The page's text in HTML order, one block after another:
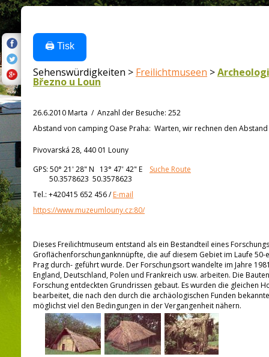
🖨️ Tisk
Sehenswürdigkeiten > Freilichtmuseen >
Březno u Loun
26.6.2010 Marta / Anzahl der Besuche: 252
Abstand von camping Oase Praha: Warten, wir rechnen den
Pivovarská 28, 440 01 Louny
GPS: 50° 21' 28" N 13° 47' 42" E
Suche Route
50.3578623 50.3578623
Tel.: +420415 652 456/E-mail
https://www.muzeumlouny.cz:80/
Dieses Freilichtmuseum entstand als ein Bestandteil eines
Groflächenforschunganknnüpfte, die auf diesem Gebiet im Laufe
Prag durch- geführt wurde. Der Forschungsort wandelte im Jahre
England, Deutschland, Polen und Frankreich usw. arbeiten. Die
Forschung entdeckten Grundrissen gebaut. Es wurden die gleichen
bearbeitet, die nach den durch die archäologischen Funden
möglichst viel den Bedingungen in der Vergangenheit nähern.